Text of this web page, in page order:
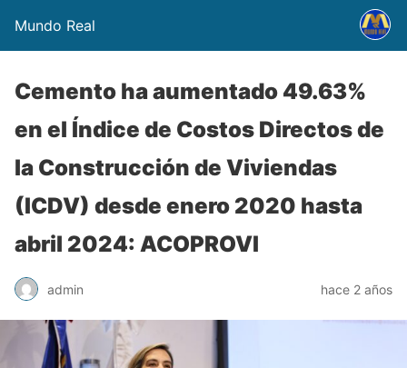
Mundo Real
Cemento ha aumentado 49.63%
en el Índice de Costos Directos de
la Construcción de Viviendas
(ICDV) desde enero 2020 hasta
abril 2024: ACOPROVI
admin hace 2 años